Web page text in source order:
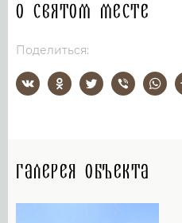
О святом месте
Поделиться:
Галерея объекта